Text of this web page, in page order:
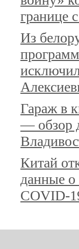
границе
Из
Гараж в
— обзор
Китай
данные о
COVID-